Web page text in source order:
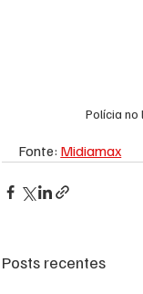
Polícia no
Fonte: Midiamax
Posts recentes